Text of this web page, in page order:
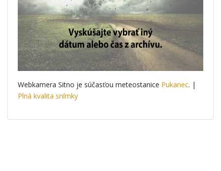
Webkamera Sitno je súčasťou meteostanice Pukanec. |
Plná kvalita snímky